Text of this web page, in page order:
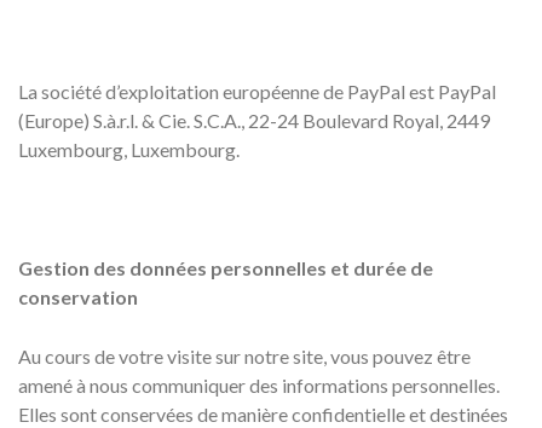
La société d’exploitation européenne de PayPal est PayPal
(Europe) S.à.r.l. & Cie. S.C.A., 22-24 Boulevard Royal, 2449
Luxembourg, Luxembourg.
Gestion des données personnelles et durée de
conservation
Au cours de votre visite sur notre site, vous pouvez être
amené à nous communiquer des informations personnelles.
Elles sont conservées de manière confidentielle et destinées